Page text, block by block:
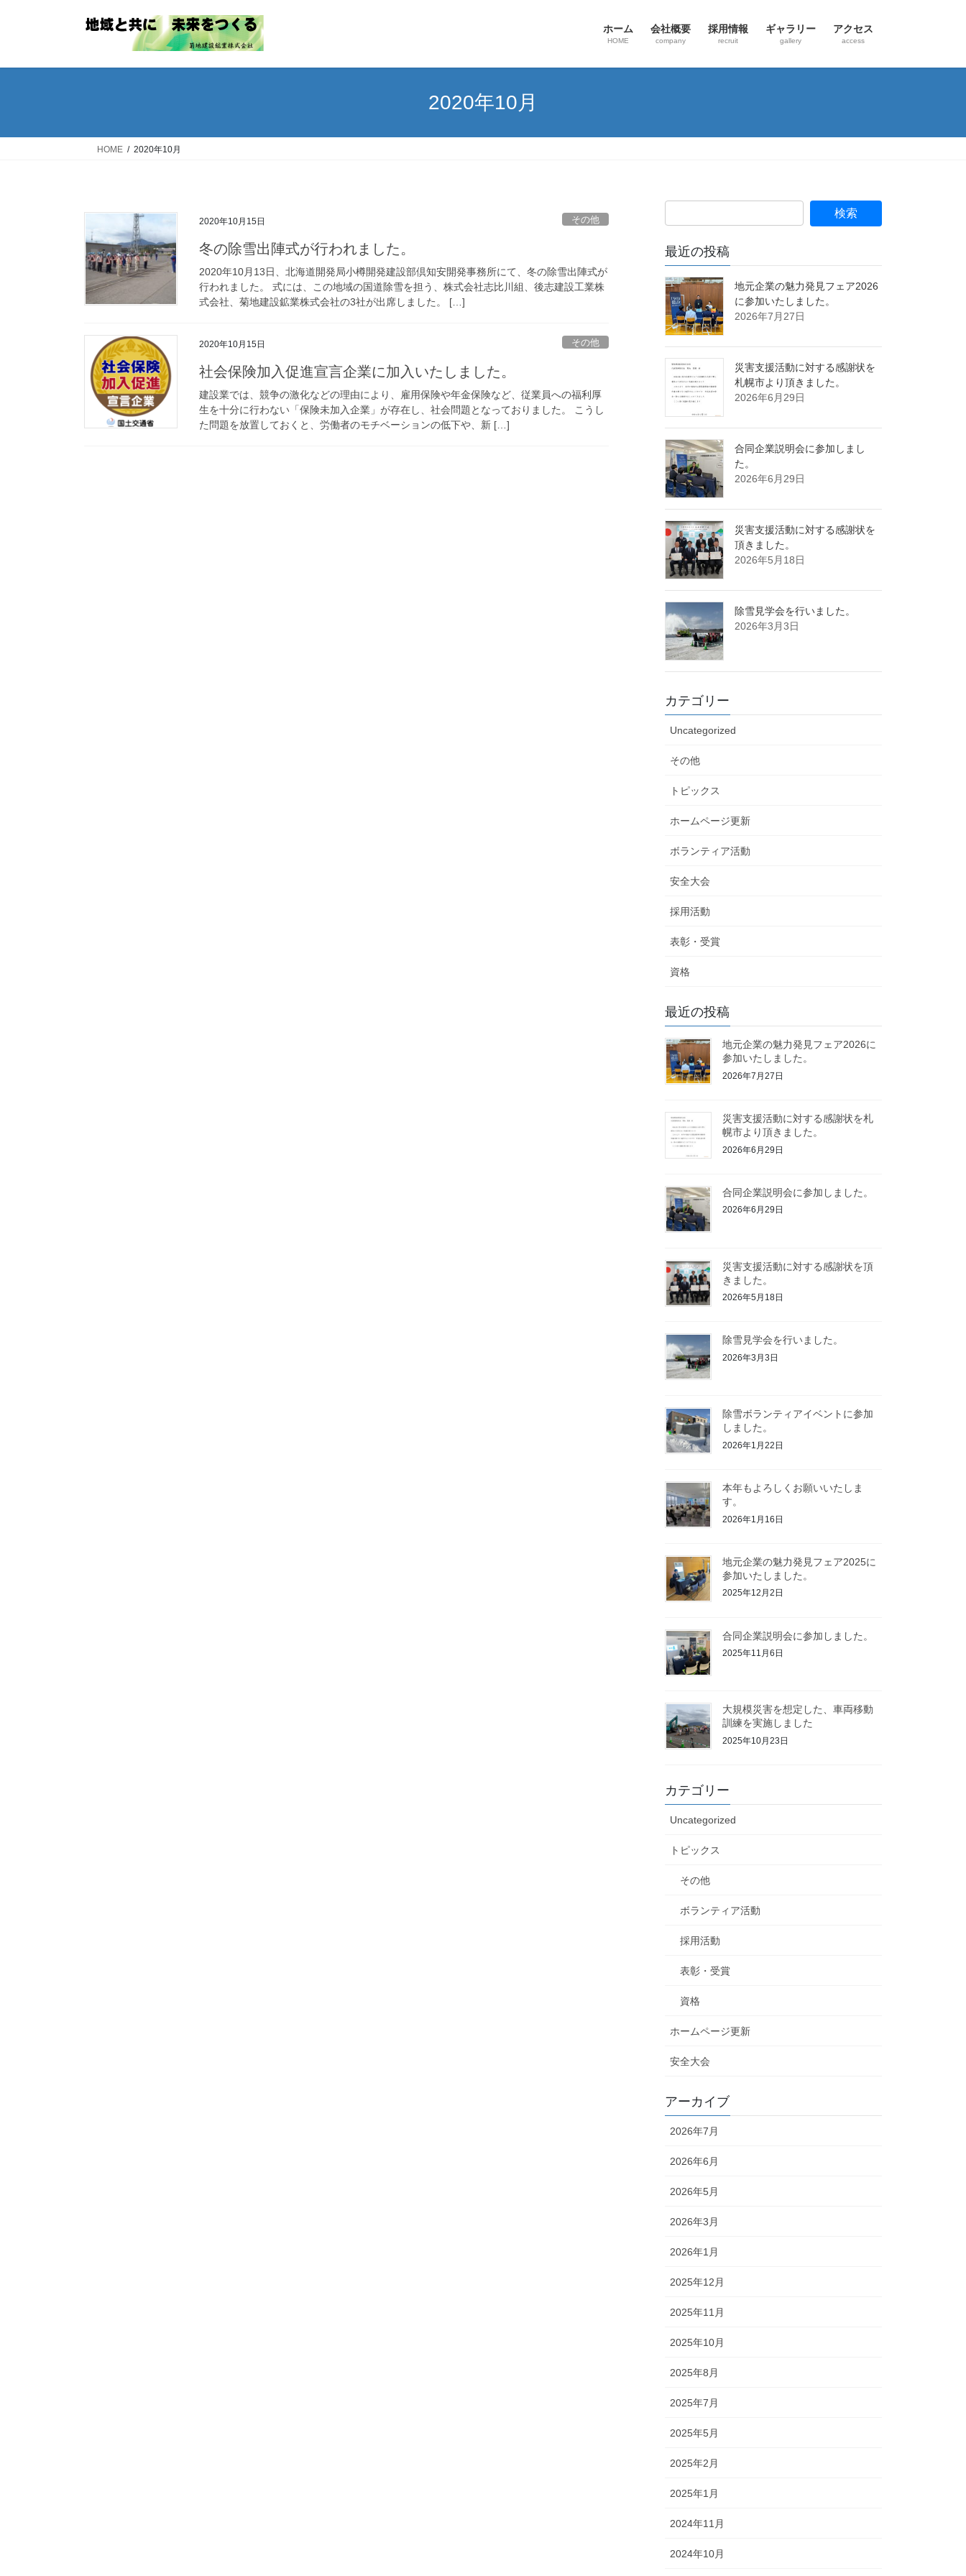
ホーム
HOME
会社概要
company
採用情報
recruit
ギャラリー
gallery
アクセス
access
2020年10月
HOME 2020年10月
2020年10月15日 その他
冬の除雪出陣式が行われました。
2020年10月13日、北海道開発局小樽開発建設部倶知安開発事務所にて、冬の除雪出陣式が
行われました。 式には、この地域の国道除雪を担う、株式会社志比川組、後志建設工業株
式会社、菊地建設鉱業株式会社の3社が出席しました。 […]
2020年10月15日 その他
社会保険加入促進宣言企業に加入いたしました。
建設業では、競争の激化などの理由により、雇用保険や年金保険など、従業員への福利厚
生を十分に行わない「保険未加入企業」が存在し、社会問題となっておりました。 こうし
た問題を放置しておくと、労働者のモチベーションの低下や、新 […]
最近の投稿
地元企業の魅力発見フェア2026
に参加いたしました。
2026年7月27日
災害支援活動に対する感謝状を
札幌市より頂きました。
2026年6月29日
合同企業説明会に参加しまし
た。
2026年6月29日
災害支援活動に対する感謝状を
頂きました。
2026年5月18日
除雪見学会を行いました。
2026年3月3日
カテゴリー
Uncategorized
その他
トピックス
ホームページ更新
ボランティア活動
安全大会
採用活動
表彰・受賞
資格
最近の投稿
地元企業の魅力発見フェア2026に
参加いたしました。
2026年7月27日
災害支援活動に対する感謝状を札
幌市より頂きました。
2026年6月29日
合同企業説明会に参加しました。
2026年6月29日
災害支援活動に対する感謝状を頂
きました。
2026年5月18日
除雪見学会を行いました。
2026年3月3日
除雪ボランティアイベントに参加
しました。
2026年1月22日
本年もよろしくお願いいたしま
す。
2026年1月16日
地元企業の魅力発見フェア2025に
参加いたしました。
2025年12月2日
合同企業説明会に参加しました。
2025年11月6日
大規模災害を想定した、車両移動
訓練を実施しました
2025年10月23日
カテゴリー
Uncategorized
トピックス
その他
ボランティア活動
採用活動
表彰・受賞
資格
ホームページ更新
安全大会
アーカイブ
2026年7月
2026年6月
2026年5月
2026年3月
2026年1月
2025年12月
2025年11月
2025年10月
2025年8月
2025年7月
2025年5月
2025年2月
2025年1月
2024年11月
2024年10月